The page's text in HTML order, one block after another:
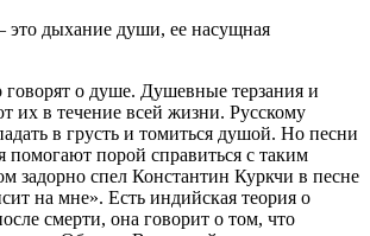
дыхание души, ее насущная
говорят о душе. Душевные терзания и
их в течение всей жизни. Русскому
в грусть и томиться душой. Но песни
помогают порой справиться с таким
задорно спел Константин Куркчи в песне
на мне». Есть индийская теория о
смерти, она говорит о том, что